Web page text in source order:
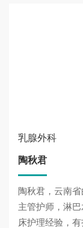
乳腺外科
陶秋君
陶秋君，云南
主管护师，淋
床护理经验，